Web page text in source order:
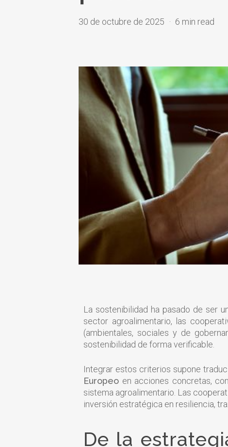
30 de octubre de 2025 6 min read
La sostenibilidad ha pasado de ser
sector agroalimentario, las
(ambientales, sociales y de
sostenibilidad de forma verificable.
Integrar estos criterios supone
Europeo en acciones concretas,
sistema agroalimentario. Las
inversión estratégica en resiliencia,
De la